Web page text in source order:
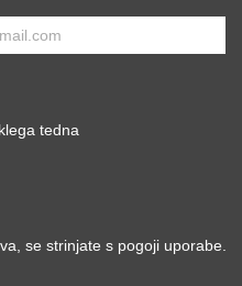
tedna
se strinjate s pogoji uporabe.